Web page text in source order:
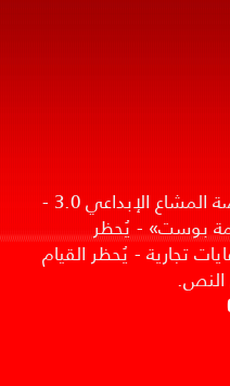
منامة بوست متوفرة تحت رخصة المشاع الإبداعي 3.0 -
- يُحظر
- يُحظر القيام